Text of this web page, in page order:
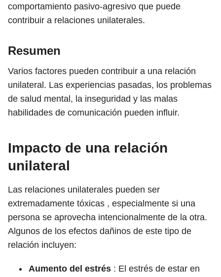
comportamiento pasivo-agresivo que puede
contribuir a relaciones unilaterales.
Resumen
Varios factores pueden contribuir a una relación
unilateral. Las experiencias pasadas, los problemas
de salud mental, la inseguridad y las malas
habilidades de comunicación pueden influir.
Impacto de una relación
unilateral
Las relaciones unilaterales pueden ser
extremadamente tóxicas , especialmente si una
persona se aprovecha intencionalmente de la otra.
Algunos de los efectos dañinos de este tipo de
relación incluyen:
Aumento del estrés : El estrés de estar en